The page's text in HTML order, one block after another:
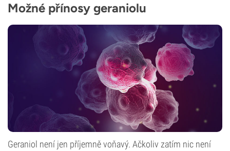
Možné přínosy geraniolu
Geraniol není jen příjemně voňavý. Ačkoliv zatím nic není